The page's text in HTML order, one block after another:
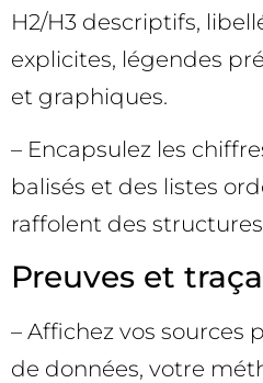
H2/H3 descriptifs,
explicites, légendes
et graphiques.
– Encapsulez les
balisés et des listes
raffolent des
Preuves et
– Affichez vos sources
de données, votre